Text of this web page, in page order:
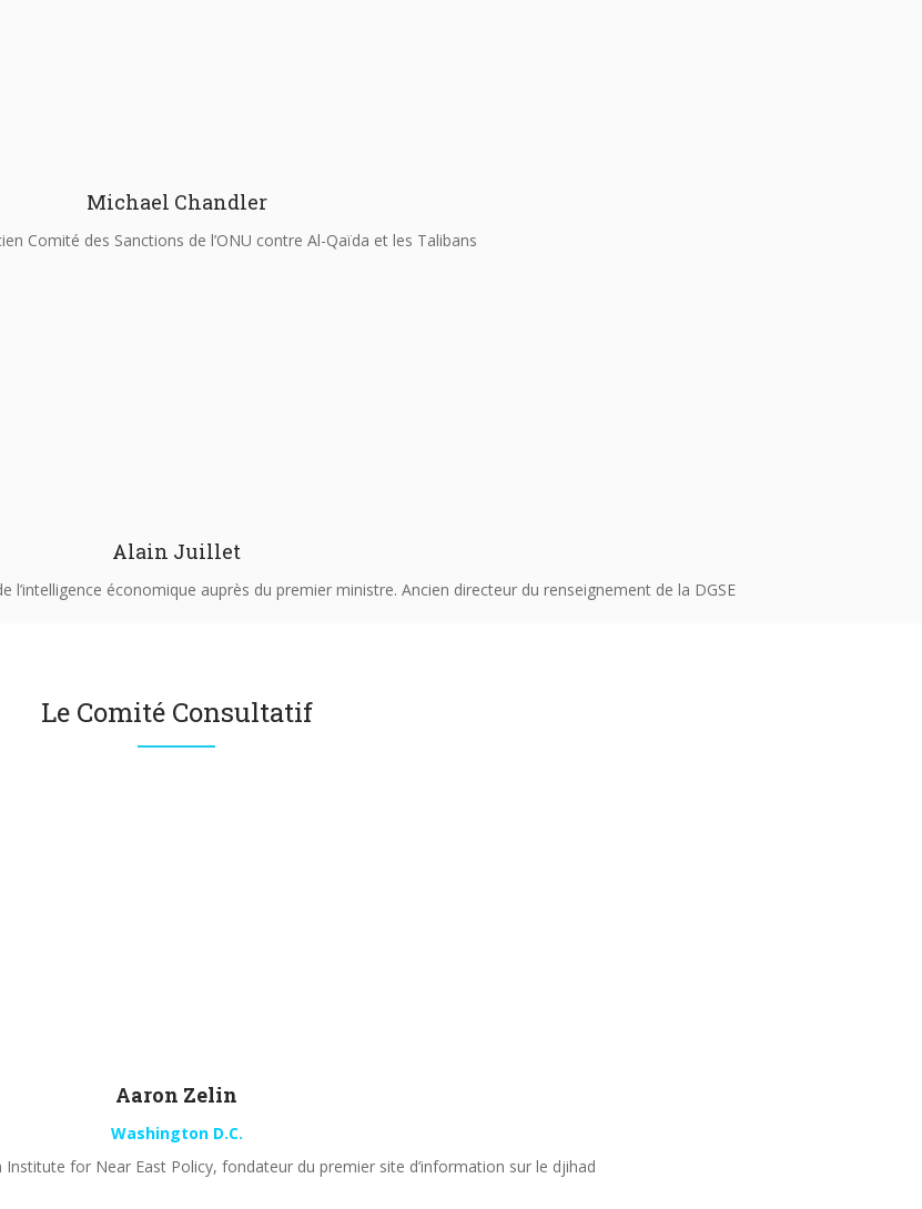
Michael Chandler
Comité des Sanctions de l’ONU contre Al-Qaïda et les Talibans
Alain Juillet
l’intelligence économique auprès du premier ministre. Ancien directeur du renseignement de la DGSE
Le Comité Consultatif
Aaron Zelin
Washington D.C.
Institute for Near East Policy, fondateur du premier site d’information sur le djihad